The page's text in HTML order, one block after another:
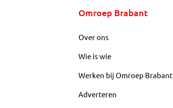
Omroep Brabant
Over ons
Wie is wie
Werken bij Omroep Brabant
Adverteren